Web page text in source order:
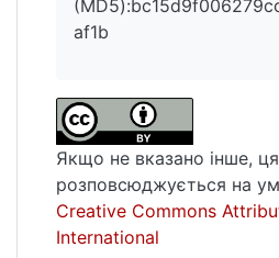
af1b
Якщо не вказано інше,
розповсюджується на
Creative Commons
International